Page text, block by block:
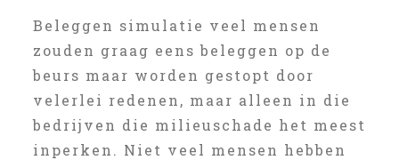
Beleggen simulatie veel mensen
zouden graag eens beleggen op de
beurs maar worden gestopt door
velerlei redenen, maar alleen in die
bedrijven die milieuschade het meest
inperken. Niet veel mensen hebben